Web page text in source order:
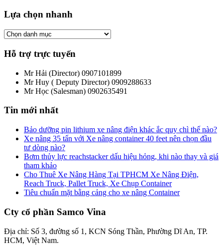
Lựa chọn nhanh
Hỗ trợ trực tuyến
Mr Hải (Director) 0907101899
Mr Huy ( Deputy Director) 0909288633
Mr Học (Salesman) 0902635491
Tin mới nhất
Bảo dưỡng pin lithium xe nâng điện khác ắc quy chì thế nào?
Xe nâng 35 tấn với Xe nâng container 40 feet nên chọn đầu
tư dòng nào?
Bơm thủy lực reachstacker dấu hiệu hỏng, khi nào thay và giá
tham khảo
Cho Thuê Xe Nâng Hàng Tại TPHCM Xe Nâng Điện,
Reach Truck, Pallet Truck, Xe Chụp Container
Tiêu chuẩn mặt bằng cảng cho xe nâng Container
Cty cổ phần Samco Vina
Địa chỉ: Số 3, đường số 1, KCN Sóng Thần, Phường Dĩ An, TP.
HCM, Việt Nam.